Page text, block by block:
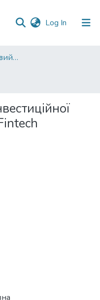
Log In (current)
04. Економіко-правовий факультет